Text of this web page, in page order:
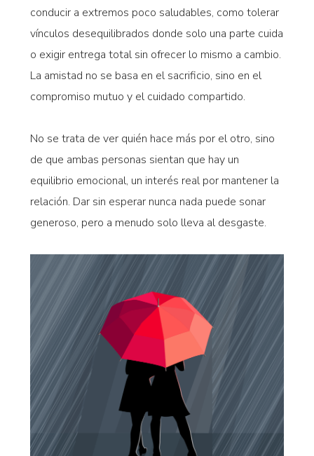
conducir a extremos poco saludables, como tolerar
vínculos desequilibrados donde solo una parte cuida
o exigir entrega total sin ofrecer lo mismo a cambio.
La amistad no se basa en el sacrificio, sino en el
compromiso mutuo y el cuidado compartido.
No se trata de ver quién hace más por el otro, sino
de que ambas personas sientan que hay un
equilibrio emocional, un interés real por mantener la
relación. Dar sin esperar nunca nada puede sonar
generoso, pero a menudo solo lleva al desgaste.